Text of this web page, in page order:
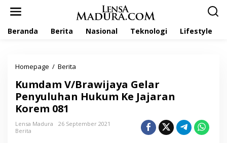
Beranda Berita Nasional Teknologi Lifestyle
Homepage / Berita
m
d
a
V
Kumdam V/Brawijaya Gelar
Penyuluhan Hukum Ke Jajaran
Korem 081
Lensa Madura
26 September 2021
Berita